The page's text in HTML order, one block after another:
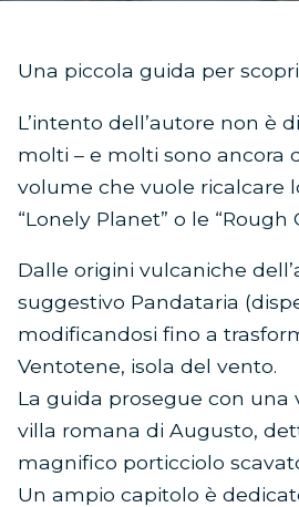
Una piccola guida per
L’intento dell’autore non è
molti – e molti sono ancora
volume che vuole ricalcare
“Lonely Planet” o le “Rough
Dalle origini vulcaniche
suggestivo Pandataria
modificandosi fino a
Ventotene, isola del vento.
La guida prosegue con una
villa romana di Augusto,
magnifico porticciolo
Un ampio capitolo è